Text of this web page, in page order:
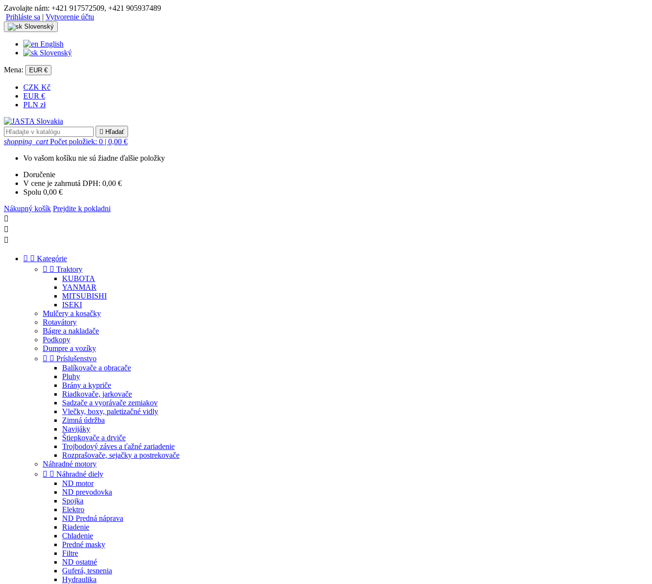
Zavolajte nám: +421 917572509, +421 905937489
Prihláste sa | Vytvorenie účtu
Slovenský
English
Slovenský
Mena: EUR €
CZK Kč
EUR €
PLN zł
 Hľadať
shopping_cart Počet položiek: 0 | 0,00 €
Vo vašom košíku nie sú žiadne ďalšie položky
Doručenie
V cene je zahrnutá DPH: 0,00 €
Spolu 0,00 €
Nákupný košík Prejdite k pokladni



  Kategórie
  Traktory
KUBOTA
YANMAR
MITSUBISHI
ISEKI
Mulčery a kosačky
Rotavátory
Bágre a nakladače
Podkopy
Dumpre a vozíky
  Príslušenstvo
Balíkovače a obracače
Pluhy
Brány a kypriče
Riadkovače, jarkovače
Sadzače a vyorávače zemiakov
Vlečky, boxy, paletizačné vidly
Zimná údržba
Navijáky
Štiepkovače a drviče
Trojbodový záves a ťažné zariadenie
Rozprašovače, sejačky a postrekovače
Náhradné motory
  Náhradné diely
ND motor
ND prevodovka
Spojka
Elektro
ND Predná náprava
Riadenie
Chladenie
Predné masky
Filtre
ND ostatné
Guferá, tesnenia
Hydraulika